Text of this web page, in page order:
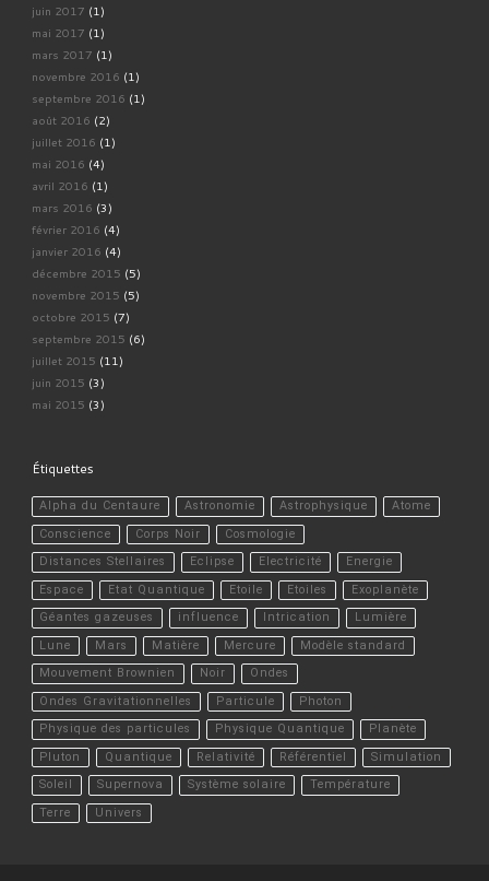
juin 2017 (1)
mai 2017 (1)
mars 2017 (1)
novembre 2016 (1)
septembre 2016 (1)
août 2016 (2)
juillet 2016 (1)
mai 2016 (4)
avril 2016 (1)
mars 2016 (3)
février 2016 (4)
janvier 2016 (4)
décembre 2015 (5)
novembre 2015 (5)
octobre 2015 (7)
septembre 2015 (6)
juillet 2015 (11)
juin 2015 (3)
mai 2015 (3)
Étiquettes
Alpha du Centaure Astronomie Astrophysique
Atome
Conscience
Corps Noir
Cosmologie
Distances Stellaires
Eclipse Electricité
Energie
Espace
Etat Quantique Etoile Etoiles
Exoplanète
Géantes gazeuses
influence Intrication
Lumière
Lune
Mars Matière Mercure
Modèle standard
Mouvement Brownien
Noir
Ondes
Ondes Gravitationnelles
Particule
Photon
Physique des particules
Physique Quantique
Planète
Pluton
Quantique Relativité Référentiel
Simulation
Soleil
Supernova Système solaire
Température
Terre
Univers